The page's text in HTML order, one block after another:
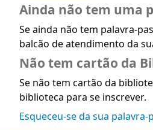
Ainda não tem uma
Se ainda não tem palavra-
balcão de atendimento da
Não tem cartão da
Se não tem cartão da
biblioteca para se inscrever.
Esqueceu-se da sua palavra-